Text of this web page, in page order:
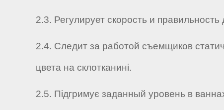
2.3. Регулирует скорость и
2.4. Следит за работой съемщиков
цвета на склотканині.
2.5. Підгримує заданный уровень в